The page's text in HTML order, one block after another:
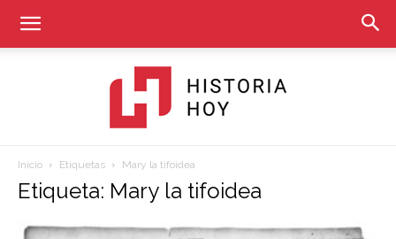
Inicio Etiquetas Mary la tifoidea
Etiqueta: Mary la tifoidea